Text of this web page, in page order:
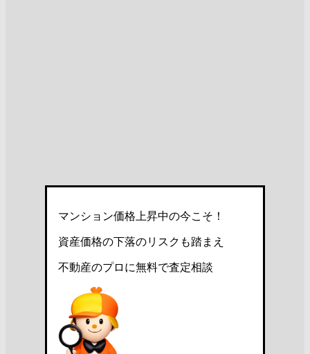
マンション価格上昇中の今こそ！
資産価格の下落のリスクも踏まえ
不動産のプロに無料で査定相談